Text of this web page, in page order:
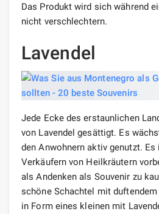
Das Produkt wird sich während
nicht verschlechtern.
Lavendel
Jede Ecke des erstaunlichen
von Lavendel gesättigt. Es
den Anwohnern aktiv genutzt.
Verkäufern von Heilkräutern
als Andenken als Souvenir zu
schöne Schachtel mit
in Form eines kleinen mit